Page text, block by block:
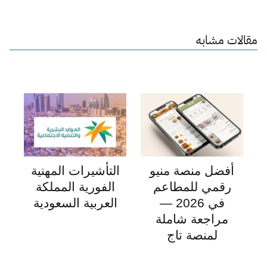
مقالات مشابه
أفضل منصة منيو
رقمي للمطاعم
في 2026 —
مراجعة شاملة
لمنصة تاج
التأشيرات المهنية
الفورية المملكة
العربية السعودية